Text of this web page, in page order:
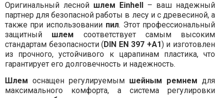
Оригинальный лесной шлем Einhell
– ваш надежный
партнер для безопасной работы в лесу и с древесиной, а
также при использовании пил. Этот профессиональный
защитный шлем соответствует самым высоким
стандартам безопасности ( DIN EN 397 +A1) и изготовлен
из прочного, устойчивого к царапинам пластика, что
гарантирует его долговечность и надежность.
Шлем оснащен регулируемым шейным ремнем для
максимального комфорта, а система регулировки